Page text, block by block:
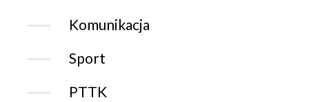
Komunikacja
Sport
PTTK